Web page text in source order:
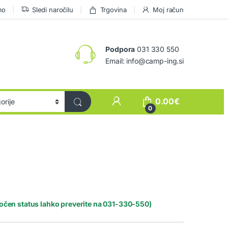
Sledi naročilu Trgovina Moj račun
Podpora 031 330 550
Email: info@camp-ing.si
0
0.00€
status lahko preverite na 031-330-550)